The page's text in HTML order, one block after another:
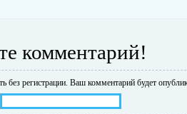
комментарий!
без регистрации. Ваш комментарий будет